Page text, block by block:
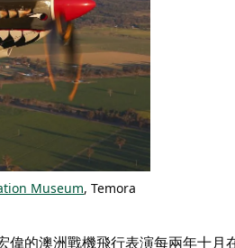
Museum, Temora
偉的澳洲戰機飛行表演每兩年十月